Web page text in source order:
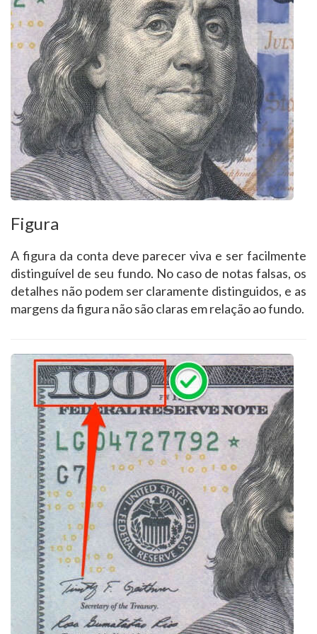
Figura
A figura da conta deve parecer viva e ser facilmente
distinguível de seu fundo. No caso de notas falsas, os
detalhes não podem ser claramente distinguidos, e as
margens da figura não são claras em relação ao fundo.